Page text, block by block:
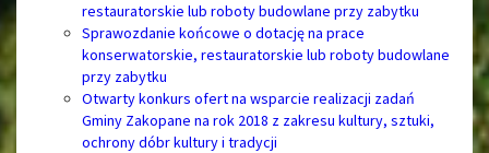
restauratorskie lub roboty budowlane przy zabytku
Sprawozdanie końcowe o dotację na prace
konserwatorskie, restauratorskie lub roboty budowlane
przy zabytku
Otwarty konkurs ofert na wsparcie realizacji zadań
Gminy Zakopane na rok 2018 z zakresu kultury, sztuki,
ochrony dóbr kultury i tradycji